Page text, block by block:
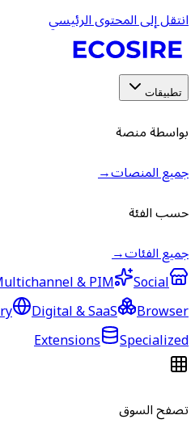
انتقل إلى المحتوى الرئيسي
تطبيقات
بواسطة منصة
جميع المنصات→
حسب الفئة
جميع الفئات→
& PIM
Social
Digital & SaaS
Browser
Extensions
Specialized
تصفح السوق